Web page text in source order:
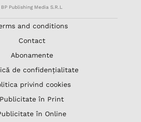
BP Publishing Media S.R.L
and conditions
Contact
Abonamente
de confidențialitate
privind cookies
Publicitate în Print
în Online